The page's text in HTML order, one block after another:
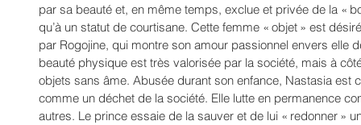
par sa beauté et, en même temps, exclue et privée de la «
qu’à un statut de courtisane. Cette femme « objet » est
par Rogojine, qui montre son amour passionnel envers elle
beauté physique est très valorisée par la société, mais à
objets sans âme. Abusée durant son enfance, Nastasia est
comme un déchet de la société. Elle lutte en permanence
autres. Le prince essaie de la sauver et de lui « redonner »